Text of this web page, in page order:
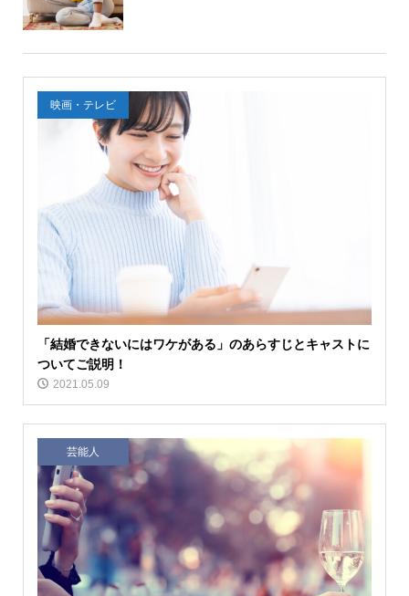
映画・テレビ
「結婚できないにはワケがある」のあらすじとキャストに
ついてご説明！
2021.05.09
芸能人